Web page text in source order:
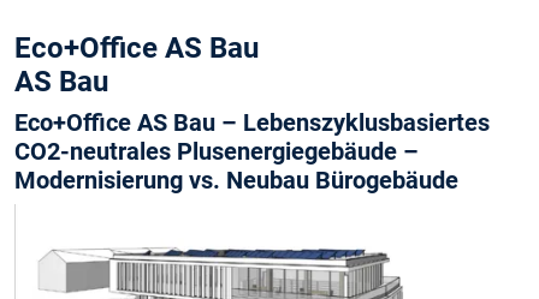
Eco+Office AS Bau
AS Bau
Eco+Office AS Bau – Lebenszyklusbasiertes
CO2-neutrales Plusenergiegebäude –
Modernisierung vs. Neubau Bürogebäude